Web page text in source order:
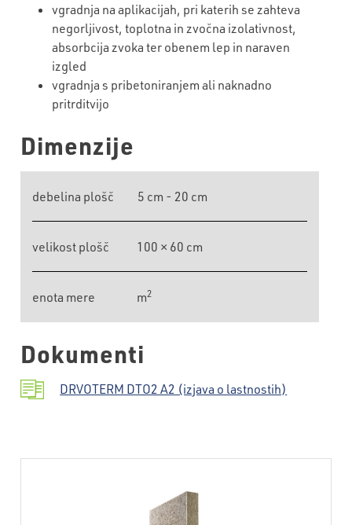
vgradnja na aplikacijah, pri katerih se zahteva
negorljivost, toplotna in zvočna izolativnost,
absorbcija zvoka ter obenem lep in naraven
izgled
vgradnja s pribetoniranjem ali naknadno
pritrditvijo
Dimenzije
debelina plošč 5 cm - 20 cm
velikost plošč 100 × 60 cm
enota mere m2
Dokumenti
DRVOTERM DTO2 A2 (izjava o lastnostih)